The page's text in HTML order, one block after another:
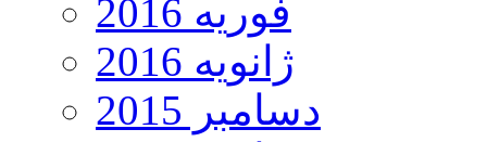
فوریه 2016
ژانویه 2016
دسامبر 2015